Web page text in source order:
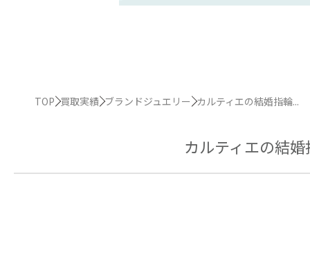
TOP 買取実績 ブランドジュエリー カルティエの結婚指輪...
カルティエの結